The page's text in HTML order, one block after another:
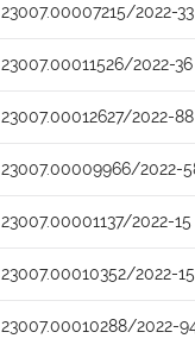
23007.00007215/2022-33
23007.00011526/2022-36
23007.00012627/2022-88
23007.00009966/2022-
23007.00001137/2022-15
23007.00010352/2022-15
23007.00010288/2022-